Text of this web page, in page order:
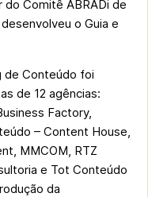
do Comitê ABRADi de
o Guia e
de Conteúdo foi
de 12 agências:
Factory,
– Content House,
MMCOM, RTZ
e Tot Conteúdo
da